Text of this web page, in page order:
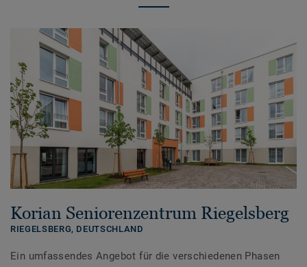
Korian Seniorenzentrum Riegelsberg
RIEGELSBERG, DEUTSCHLAND
Ein umfassendes Angebot für die verschiedenen Phasen